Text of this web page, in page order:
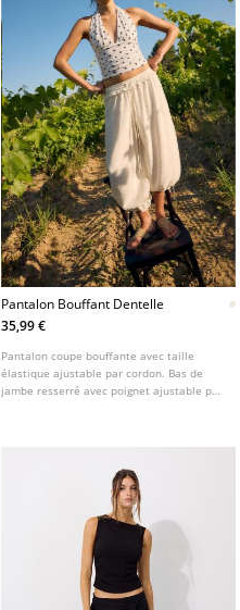
Pantalon Bouffant Dentelle
35,99 €
Pantalon coupe bouffante avec taille
élastique ajustable par cordon. Bas de
jambe resserré avec poignet ajustable par